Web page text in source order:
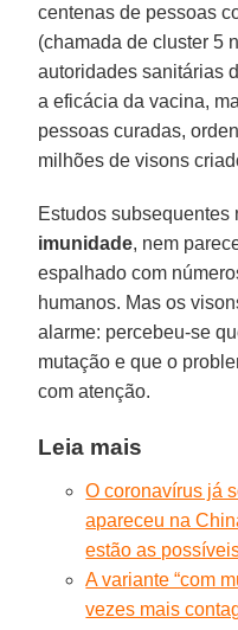
centenas de pessoas
(chamada de cluster 5
autoridades sanitárias
a eficácia da vacina,
pessoas curadas,
milhões de visons
Estudos subsequentes
imunidade, nem
espalhado com
humanos. Mas os
alarme: percebeu-se
mutação e que o
com atenção.
Leia mais
O coronavírus já
apareceu na
estão as
A variante “com
vezes mais